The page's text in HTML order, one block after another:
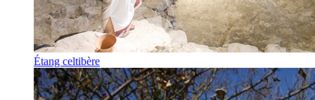
Étang celtibère